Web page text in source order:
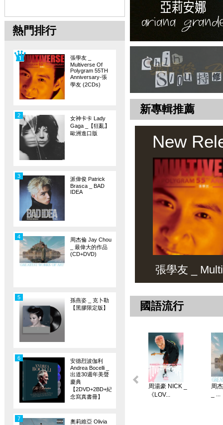
熱門排行
張學友 _
Multiverse Of
Polygram 55TH
Anniversary-張
學友 (2CDs)
女神卡卡 Lady
Gaga _【狂亂】
歐洲進口版
2
派偉俊 Patrick
Brasca _ BAD
IDEA
3
周杰倫 Jay Chou
_ 最偉大的作品
(CD+DVD)
4
孫燕姿 _ 克卜勒
【黑膠限定版】
5
安德烈波伽利
Andrea Bocelli _
出道30週年美聲
慶典
【2DVD+2BD+紀
念寫真書冊】
6
奧莉維亞 Olivia
7
新專輯推薦
New
張學友 _
國語流行
周湯豪 NICK _
《LOV...
周
_ ...